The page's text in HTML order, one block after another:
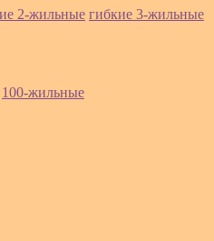
2-жильные гибкие 3-жильные
100-жильные